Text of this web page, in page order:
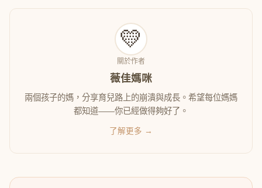
💛
關於作者
薇佳媽咪
兩個孩子的媽，分享育兒路上的崩潰與成長。希望每位媽媽
都知道——你已經做得夠好了。
了解更多 →